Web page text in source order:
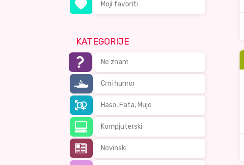
Moji favoriti
KATEGORIJE
Ne znam
Crni humor
Haso, Fata, Mujo
Kompjuterski
Novinski